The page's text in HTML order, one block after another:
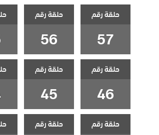
حلقة رقم
57
حلقة رقم
56
حلقة رقم
46
حلقة رقم
45
حلقة رقم حلقة رقم